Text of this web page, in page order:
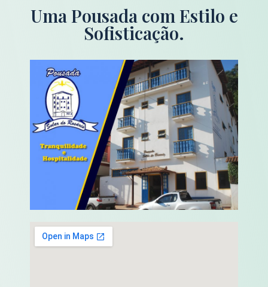
Uma Pousada com Estilo e
Sofisticação.